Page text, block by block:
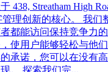
438, Streatham High
管理创新的核心。 我们
都能访问保持竞争力
使用户能够轻松与他
承诺，您可以在没有
。 探索我们完...